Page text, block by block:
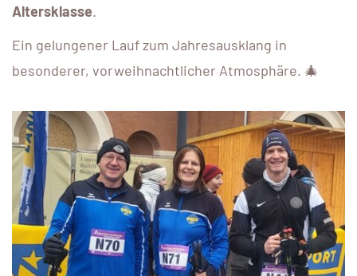
Altersklasse.
Ein gelungener Lauf zum Jahresausklang in
besonderer, vorweihnachtlicher Atmosphäre. 🎄